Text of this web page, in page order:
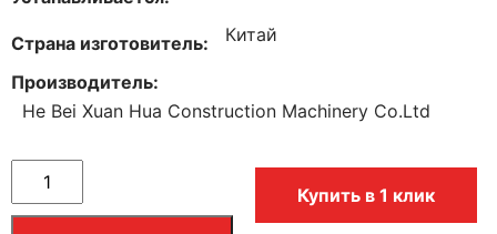
Страна изготовитель Китай
Производитель
He Bei Xuan Hua Construction Machinery Co.Ltd
Купить в 1 клик